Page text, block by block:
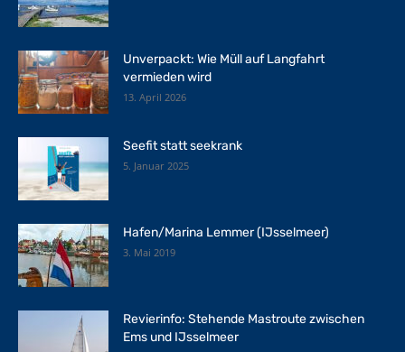
Unverpackt: Wie Müll auf Langfahrt
vermieden wird
13. April 2026
Seefit statt seekrank
5. Januar 2025
Hafen/Marina Lemmer (IJsselmeer)
3. Mai 2019
Revierinfo: Stehende Mastroute zwischen
Ems und IJsselmeer